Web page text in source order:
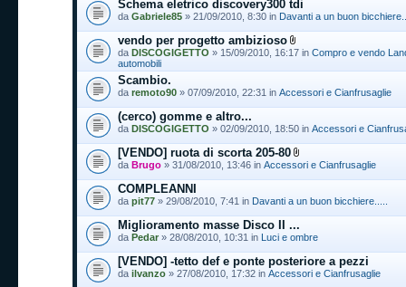
Schema eletrico discovery300 tdi
da Gabriele85 » 21/09/2010, 8:30 in Davanti a un buon
vendo per progetto ambizioso
da DISCOGIGETTO » 15/09/2010, 16:17 in Compro e vendo
automobili
Scambio.
da remoto90 » 07/09/2010, 22:31 in Accessori e Cianfrusaglie
(cerco) gomme e altro...
da DISCOGIGETTO » 02/09/2010, 18:50 in Accessori e
[VENDO] ruota di scorta 205-80
da Brugo » 31/08/2010, 13:46 in Accessori e Cianfrusaglie
COMPLEANNI
da pit77 » 29/08/2010, 7:41 in Davanti a un buon bicchiere.....
Miglioramento masse Disco II ...
da Pedar » 28/08/2010, 10:31 in Luci e ombre
[VENDO] -tetto def e ponte posteriore a pezzi
da ilvanzo » 27/08/2010, 17:32 in Accessori e Cianfrusaglie